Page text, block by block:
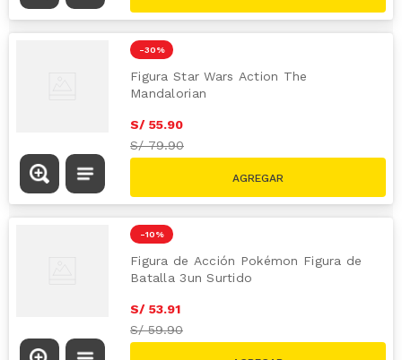
-30 %
Figura Star Wars Action The
Mandalorian
S/ 55.90
S/79.90
-10 %
Figura de Acción Pokémon Figura de
Batalla 3un Surtido
S/ 53.91
S/59.90